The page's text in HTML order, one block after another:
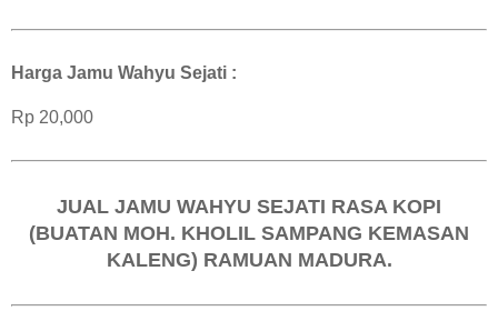
Harga Jamu Wahyu Sejati :
Rp 20,000
JUAL JAMU WAHYU SEJATI RASA KOPI
(BUATAN MOH. KHOLIL SAMPANG KEMASAN
KALENG) RAMUAN MADURA.